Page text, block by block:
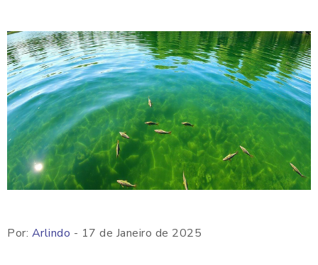
Por: Arlindo - 17 de Janeiro de 2025